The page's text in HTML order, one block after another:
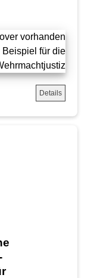
Details